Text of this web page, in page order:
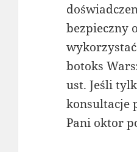
bezpieczny
botoks
ust. Jeśli
konsultacje
Pani oktor